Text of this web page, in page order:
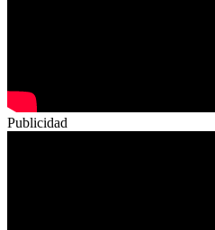
Publicidad